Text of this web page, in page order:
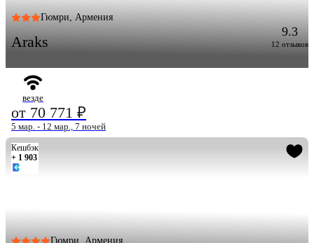
Гюмри, Армения
Araks
9.3
12 отзывов
везде
от 70 771 ₽
5 мар. - 12 мар., 7 ночей
Кешбэк
+ 1 903
Гюмри, Армения